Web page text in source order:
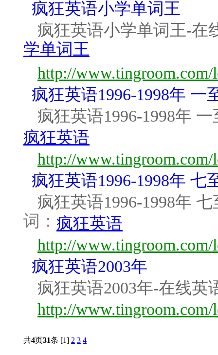
疯狂英语小学单词王
疯狂英语小学单词王-在
学单词王
http://www.tingroom.com/
疯狂英语1996-1998年 一
疯狂英语1996-1998年
疯狂英语
http://www.tingroom.com/
疯狂英语1996-1998年 七
疯狂英语1996-1998年
词： 疯狂英语
http://www.tingroom.com/
疯狂英语2003年
疯狂英语2003年-在线英
http://www.tingroom.com/
共4页31条 [1] 2 3 4